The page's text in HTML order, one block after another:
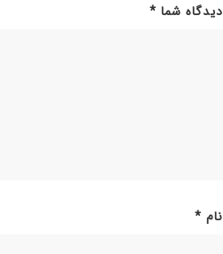
دیدگاه شما *
نام *